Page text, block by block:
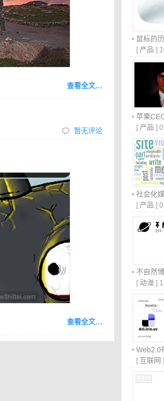
查看全文…
暂无评论
查看全文…
鼠标的
[ 产品 ]
苹果
[ 产品 ]
社会化
[ 产品 ]
不自然
[ 动漫 ]
Web2.0
[ 互联网 ]